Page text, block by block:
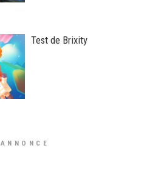
Test de Brixity
ANNONCE